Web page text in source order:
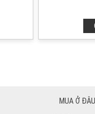
MUA Ở